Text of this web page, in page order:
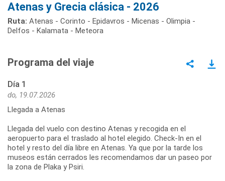
Atenas y Grecia clásica - 2026
Ruta: Atenas - Corinto - Epidavros - Micenas - Olimpia -
Delfos - Kalamata - Meteora
Programa del viaje
Día 1
do, 19.07.2026
Llegada a Atenas
Llegada del vuelo con destino Atenas y recogida en el
aeropuerto para el traslado al hotel elegido. Check-In en el
hotel y resto del día libre en Atenas. Ya que por la tarde los
museos están cerrados les recomendamos dar un paseo por
la zona de Plaka y Psiri.